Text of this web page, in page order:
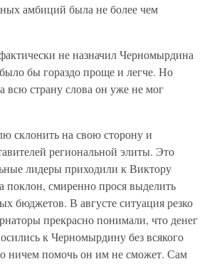
амбиций была не более чем
не назначил Черномырдина
бы гораздо проще и легче. Но
всю страну слова он уже не мог
склонить на свою сторону и
региональной элиты. Это
лидеры приходили к Виктору
смиренно прося выделить
бюджетов. В августе ситуация резко
прекрасно понимали, что денег
к Черномырдину без всякого
ничем помочь он им не сможет. Сам